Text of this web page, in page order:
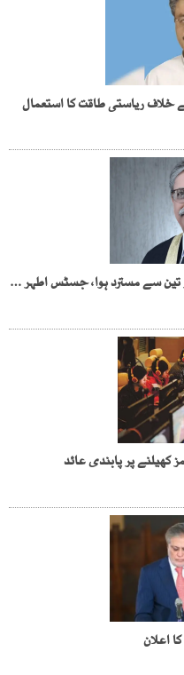
خلاف ریاستی طاقت کا استعمال
پنجاب، کے پی الیکشن کا از خود نوٹس چار تین سے مسترد ہوا، جسٹس اطہر من اللہ
پر پابندی عائد